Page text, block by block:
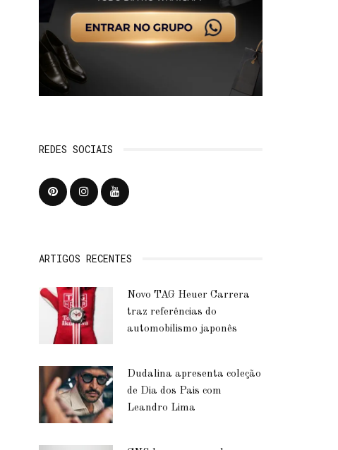
REDES SOCIAIS
ARTIGOS RECENTES
Novo TAG Heuer Carrera
traz referências do
automobilismo japonês
Dudalina apresenta coleção
de Dia dos Pais com
Leandro Lima